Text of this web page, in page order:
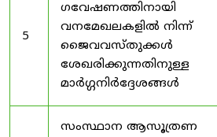
5
ഗവേഷണത്തിനായി
വനമേഖലകളിൽ നിന്ന്
ജൈവവസ്തുക്കൾ
ശേഖരിക്കുന്നതിനുള്ള
മാർഗ്ഗനിർദ്ദേശങ്ങൾ
സംസ്ഥാന ആസൂത്രണ